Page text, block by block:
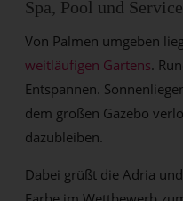
Spa, Pool und
Von Palmen umgeben
weitläufigen Gartens.
Entspannen.
dem großen Gazebo
dazubleiben.
Dabei grüßt die Adria